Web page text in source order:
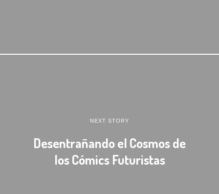
NEXT STORY
Desentrañando el Cosmos de
los Cómics Futuristas